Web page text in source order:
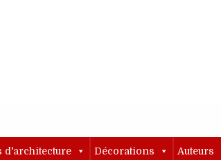
d'architecture Décorations Auteurs